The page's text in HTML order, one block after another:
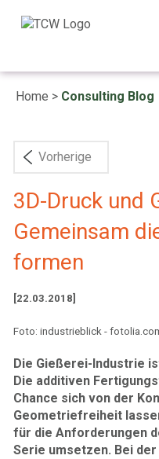
Home > Consulting Blog
Vorherige
3D-Druck und
Gemeinsam
formen
[22.03.2018]
Foto: industrieblick -
Die Gießerei-Industrie
Die additiven
Chance sich von der
Geometriefreiheit
für die Anforderungen
Serie umsetzen. Bei